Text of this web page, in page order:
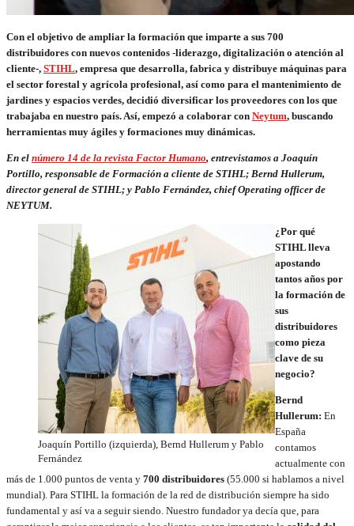
Con el objetivo de ampliar la formación que imparte a sus 700
distribuidores con nuevos contenidos -liderazgo, digitalización o atención al
cliente-, STIHL, empresa que desarrolla, fabrica y distribuye máquinas para
el sector forestal y agrícola profesional, así como para el mantenimiento de
jardines y espacios verdes, decidió diversificar los proveedores con los que
trabajaba en nuestro país. Así, empezó a colaborar con Neytum, buscando
herramientas muy ágiles y formaciones muy dinámicas.
En el número 14 de la revista Factor Humano, entrevistamos a Joaquín
Portillo, responsable de Formación a cliente de STIHL; Bernd Hullerum,
director general de STIHL; y Pablo Fernández, chief Operating officer de
NEYTUM.
Joaquín Portillo (izquierda), Bernd Hullerum y Pablo
Fernández
¿Por qué
STIHL lleva
apostando
tantos años por
la formación de
sus
distribuidores
como pieza
clave de su
negocio?
Bernd
Hullerum: En
España
contamos
actualmente con
más de 1.000 puntos de venta y 700 distribuidores (55.000 si hablamos a nivel
mundial). Para STIHL la formación de la red de distribución siempre ha sido
fundamental y así va a seguir siendo. Nuestro fundador ya decía que, para